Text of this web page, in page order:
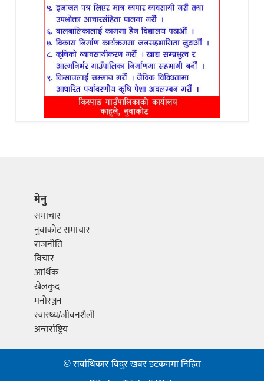
मेनु
समाचार
नुवाकोट समाचार
राजनीति
विचार
आर्थिक
खेलकुद
मनोरञ्जन
स्वास्थ्य/जीवनशैली
अन्तर्राष्ट्रिय
© सर्वाधिकार विदुर खबर डटकममा निहित